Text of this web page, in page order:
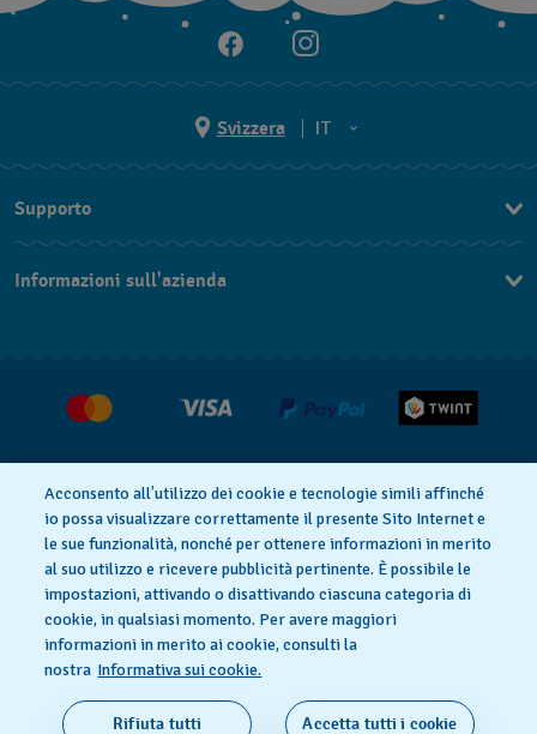
Svizzera
IT
EN
Supporto
Condizioni di vendita
Diritto di recesso
Informazioni sull'azienda
Informativa sulla privacy Cookies
Condizioni di utilizzo Informazioni legali
SWISS MADE
Acconsento all’utilizzo dei cookie e tecnologie simili affinché
io possa visualizzare correttamente il presente Sito Internet e
le sue funzionalità, nonché per ottenere informazioni in merito
al suo utilizzo e ricevere pubblicità pertinente. È possibile le
impostazioni, attivando o disattivando ciascuna categoria di
cookie, in qualsiasi momento. Per avere maggiori
informazioni in merito ai cookie, consulti la
nostra Informativa sui cookie.
Rifiuta tutti Accetta tutti i cookie